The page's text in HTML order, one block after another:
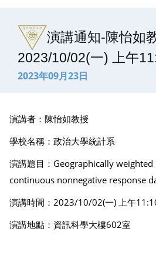
演講通知-陳怡如
2023/10/02(一) 上午
2023年09月23日
演講者：陳怡如教授
學校名稱：政治大學統計系
演講題目：Geographically
continuous nonnegative response
演講時間：2023/10/02(一) 上午
演講地點：資訊科學大樓602室